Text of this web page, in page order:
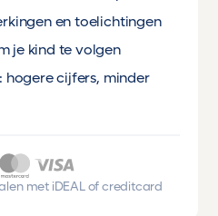
en toelichtingen
je kind te volgen
hogere cijfers, minder
met iDEAL of creditcard